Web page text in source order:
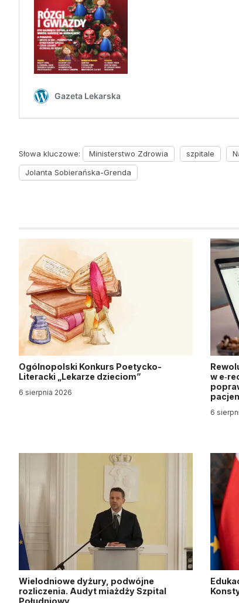
Słowa kluczowe: Ministerstwo Zdrowia szpitale
Jolanta Sobierańska-Grenda
Ogólnopolski Konkurs Poetycko-
Literacki „Lekarze dzieciom”
6 sierpnia 2026
w
6
Wielodniowe dyżury, podwójne
rozliczenia. Audyt miażdży Szpital
Południowy